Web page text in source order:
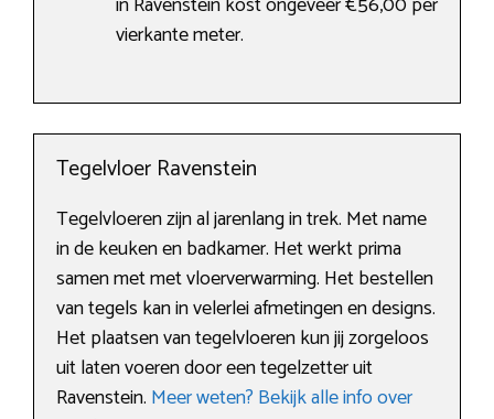
vierkante meter.
Tegelvloer Ravenstein
Tegelvloeren zijn al jarenlang in trek. Met name
in de keuken en badkamer. Het werkt prima
samen met met vloerverwarming. Het bestellen
van tegels kan in velerlei afmetingen en designs.
Het plaatsen van tegelvloeren kun jij zorgeloos
uit laten voeren door een tegelzetter uit
Ravenstein. Meer weten? Bekijk alle info over